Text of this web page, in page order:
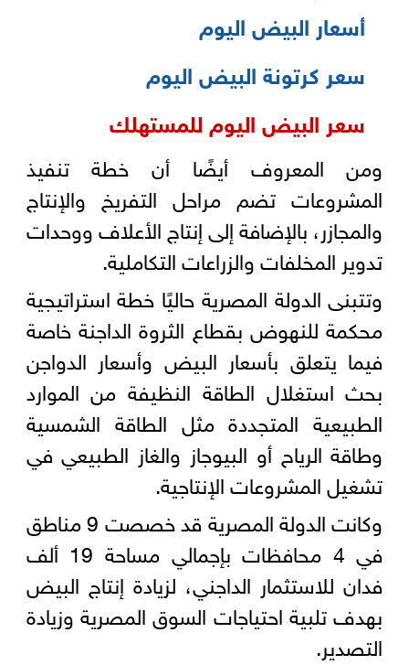
أسعار البيض اليوم
سعر كرتونة البيض اليوم
سعر البيض اليوم للمستهلك
ومن المعروف أيضًا أن خطة تنفيذ
المشروعات تضم مراحل التفريخ والإنتاج
والمجازر، بالإضافة إلى إنتاج الأعلاف ووحدات
تدوير المخلفات والزراعات التكاملية.
وتتبنى الدولة المصرية حاليًا خطة استراتيجية
محكمة للنهوض بقطاع الثروة الداجنة خاصة
فيما يتعلق بأسعار البيض وأسعار الدواجن
بحث استغلال الطاقة النظيفة من الموارد
الطبيعية المتجددة مثل الطاقة الشمسية
وطاقة الرياح أو البيوجاز والغاز الطبيعي في
تشغيل المشروعات الإنتاجية.
وكانت الدولة المصرية قد خصصت 9 مناطق
في 4 محافظات بإجمالي مساحة 19 ألف
فدان للاستثمار الداجني، لزيادة إنتاج البيض
بهدف تلبية احتياجات السوق المصرية وزيادة
التصدير.